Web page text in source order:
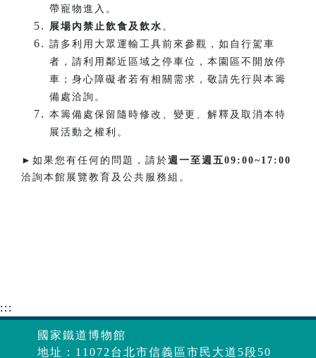
帶寵物進入。
展場內禁止飲食及飲水 。
請多利用大眾運輸工具前來參觀，如自行駕車
者，請利用鄰近區域之停車位，本園區不開放停
車；身心障礙者若有相關需求，敬請先行與本籌
備處洽詢。
本籌備處保留隨時修改、變更、解釋及取消本特
展活動之權利。
►如果您有任何的問題，請於週一至週五09:00~17:00
洽詢本館展覽教育及公共服務組。
:::
國家鐵道博物館
地址：11072台北市信義區市民大道5段50